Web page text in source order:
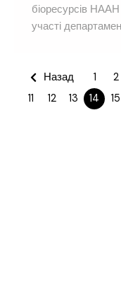
біоресурсів
участі
Назад 1 2
11
12 13 14 15